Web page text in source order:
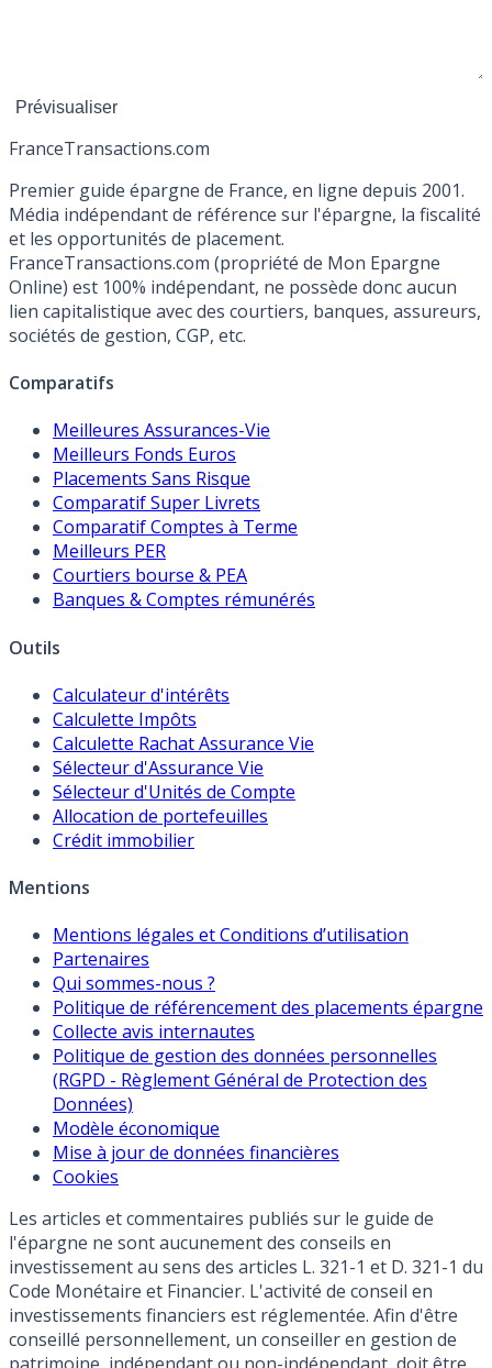
FranceTransactions.com
Premier guide épargne de France, en ligne depuis 2001.
Média indépendant de référence sur l'épargne, la fiscalité
et les opportunités de placement.
FranceTransactions.com (propriété de Mon Epargne
Online) est 100% indépendant, ne possède donc aucun
lien capitalistique avec des courtiers, banques, assureurs,
sociétés de gestion, CGP, etc.
Comparatifs
Meilleures Assurances-Vie
Meilleurs Fonds Euros
Placements Sans Risque
Comparatif Super Livrets
Comparatif Comptes à Terme
Meilleurs PER
Courtiers bourse & PEA
Banques & Comptes rémunérés
Outils
Calculateur d'intérêts
Calculette Impôts
Calculette Rachat Assurance Vie
Sélecteur d'Assurance Vie
Sélecteur d'Unités de Compte
Allocation de portefeuilles
Crédit immobilier
Mentions
Mentions légales et Conditions d’utilisation
Partenaires
Qui sommes-nous ?
Politique de référencement des placements épargne
Collecte avis internautes
Politique de gestion des données personnelles
(RGPD - Règlement Général de Protection des
Données)
Modèle économique
Mise à jour de données financières
Cookies
Les articles et commentaires publiés sur le guide de
l'épargne ne sont aucunement des conseils en
investissement au sens des articles L. 321-1 et D. 321-1 du
Code Monétaire et Financier. L'activité de conseil en
investissements financiers est réglementée. Afin d'être
conseillé personnellement, un conseiller en gestion de